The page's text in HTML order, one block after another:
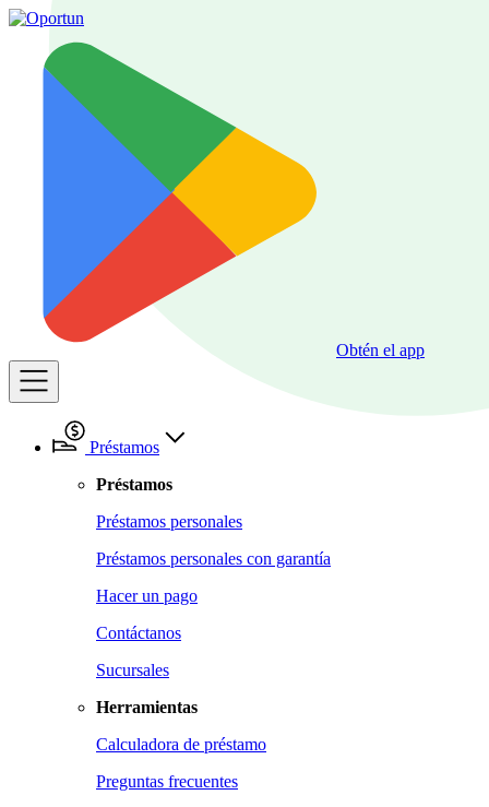
Obtén el app
Préstamos
Préstamos
Préstamos personales
Préstamos personales con garantía
Hacer un pago
Contáctanos
Sucursales
Herramientas
Calculadora de préstamo
Preguntas frecuentes